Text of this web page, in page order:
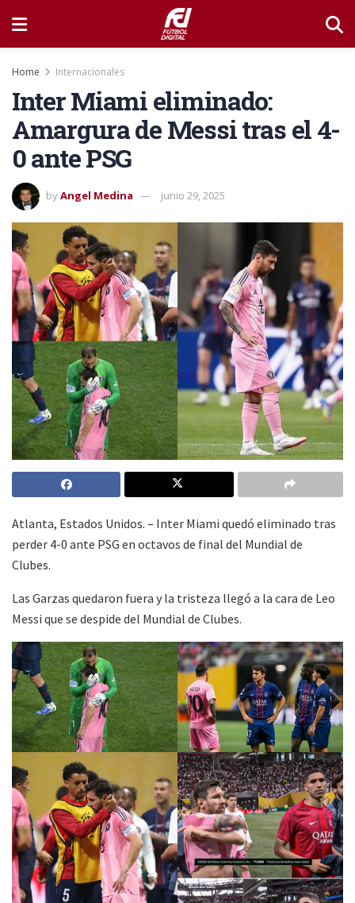
Home Internacionales
Inter Miami eliminado:
Amargura de Messi tras el 4-
0 ante PSG
byAngel Medina junio 29, 2025
Atlanta, Estados Unidos. – Inter Miami quedó eliminado tras
perder 4-0 ante PSG en octavos de final del Mundial de
Clubes.
Las Garzas quedaron fuera y la tristeza llegó a la cara de Leo
Messi que se despide del Mundial de Clubes.